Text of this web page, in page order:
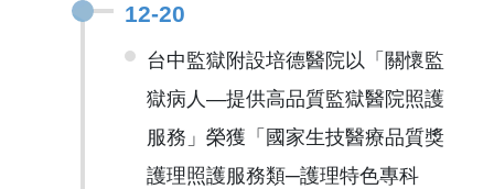
12-20
台中監獄附設培德醫院以「關懷監
獄病人—提供高品質監獄醫院照護
服務」榮獲「國家生技醫療品質獎
護理照護服務類─護理特色專科